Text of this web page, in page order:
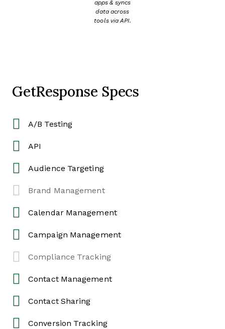
apps & syncs
data across
tools via API.
GetResponse Specs
A/B Testing
API
Audience Targeting
Brand Management
Calendar Management
Campaign Management
Compliance Tracking
Contact Management
Contact Sharing
Conversion Tracking